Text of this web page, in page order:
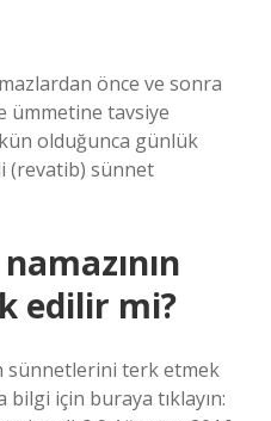
önce ve sonra
ümmetine tavsiye
olduğunca günlük
(revatib) sünnet
edilir mi?
sünnetlerini terk etmek
için buraya tıklayın: